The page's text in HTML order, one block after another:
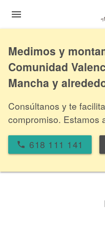
menu
Medimos y
Comunidad
Mancha y
Consúltanos y te
compromiso. Estamos
local_phone 618 111 141